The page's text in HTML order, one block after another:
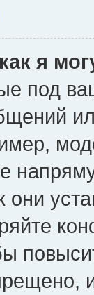
я
под
они